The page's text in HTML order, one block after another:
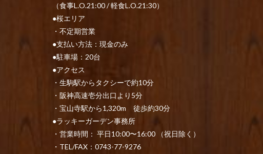
（食事L.O.21:00 / 軽食L.O.21:30）
●桜エリア
・不定期営業
●支払い方法：現金のみ
●駐車場：20台
●アクセス
・生駒駅からタクシーで約10分
・阪神高速壱分出口より5分
・宝山寺駅から1,320m 徒歩約30分
●ラッキーガーデン事務所
・営業時間： 平日10:00〜16:00 （祝日除く）
・TEL/FAX：0743-77-9276